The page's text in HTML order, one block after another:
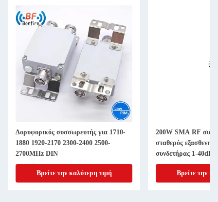
Δορυφορικός συσσωρευτής για 1710-
1880 1920-2170 2300-2400 2500-
2700MHz DIN
Βρείτε την καλύτερη τιμή
200W SMA RF
σταθερός
συνδετήρας 1-40dB
Βρείτε την